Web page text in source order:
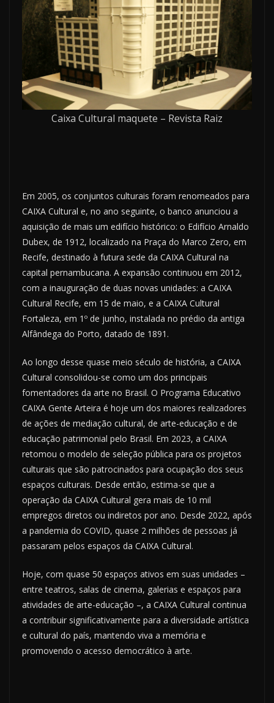
Caixa Cultural maquete – Revista Raiz
Em 2005, os conjuntos culturais foram renomeados para
CAIXA Cultural e, no ano seguinte, o banco anunciou a
aquisição de mais um edifício histórico: o Edifício Arnaldo
Dubex, de 1912, localizado na Praça do Marco Zero, em
Recife, destinado à futura sede da CAIXA Cultural na
capital pernambucana. A expansão continuou em 2012,
com a inauguração de duas novas unidades: a CAIXA
Cultural Recife, em 15 de maio, e a CAIXA Cultural
Fortaleza, em 1º de junho, instalada no prédio da antiga
Alfândega do Porto, datado de 1891.
Ao longo desse quase meio século de história, a CAIXA
Cultural consolidou-se como um dos principais
fomentadores da arte no Brasil. O Programa Educativo
CAIXA Gente Arteira é hoje um dos maiores realizadores
de ações de mediação cultural, de arte-educação e de
educação patrimonial pelo Brasil. Em 2023, a CAIXA
retomou o modelo de seleção pública para os projetos
culturais que são patrocinados para ocupação dos seus
espaços culturais. Desde então, estima-se que a
operação da CAIXA Cultural gera mais de 10 mil
empregos diretos ou indiretos por ano. Desde 2022, após
a pandemia do COVID, quase 2 milhões de pessoas já
passaram pelos espaços da CAIXA Cultural.
Hoje, com quase 50 espaços ativos em suas unidades –
entre teatros, salas de cinema, galerias e espaços para
atividades de arte-educação –, a CAIXA Cultural continua
a contribuir significativamente para a diversidade artística
e cultural do país, mantendo viva a memória e
promovendo o acesso democrático à arte.